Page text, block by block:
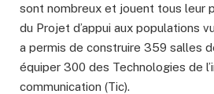
sont nombreux et jouent tous leur
du Projet d’appui aux populations
a permis de construire 359 salles
équiper 300 des Technologies de
communication (Tic).